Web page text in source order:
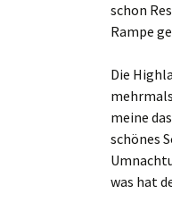
schon
Rampe
Die
meine
schönes
was hat